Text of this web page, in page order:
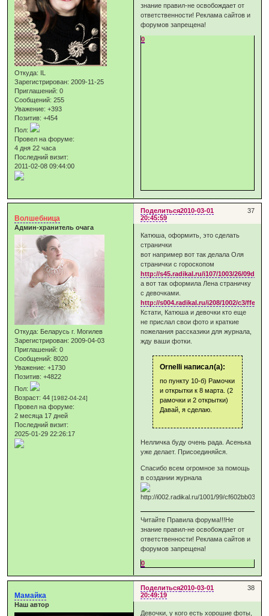
Откуда: IL
Зарегистрирован: 2009-11-25
Приглашений: 0
Сообщений: 255
Уважение: +393
Позитив: +454
Пол:
Провел на форуме:
4 дня 22 часа
Последний визит:
2011-02-08 09:44:00
знание правил-не освобождает от
ответственности! Реклама сайтов и
форумов запрещена!
0
Поделиться 37
2010-03-01
20:45:59
Волшебница
Админ-хранитель очага
Откуда: Беларусь г. Могилев
Зарегистрирован: 2009-04-03
Приглашений: 0
Сообщений: 8020
Уважение: +1730
Позитив: +4822
Пол:
Возраст: 44[1982-04-24]
Провел на форуме:
2 месяца 17 дней
Последний визит:
2025-01-29 22:26:17
Катюша, оформить, это сделать
странички
вот например вот так делала Оля
странички с гороскопом
http://s45.radikal.ru/i107/1003/26/
а вот так оформила Лена страничку
с девочками.
http://s004.radikal.ru/i208/1002/c3/
Кстати, Катюша и девочки кто еще
не прислал свои фото и краткие
пожелания рассказики для журнала,
жду ваши фотки.
Ornelli написал(а):
по пункту 10-б) Рамочки
и открытки к 8 марта. (2
рамочки и 2 открытки)
Давай, я сделаю.
Нелличка буду очень рада. Асенька
уже делает. Присоединяйся.
Спасибо всем огромное за помощь
в создании журнала
Читайте Правила форума!!!Не
знание правил-не освобождает от
ответственности! Реклама сайтов и
форумов запрещена!
0
Поделиться 38
2010-03-01
20:49:19
Мамайка
Наш автор
Девочки, у кого есть хорошие фоты,